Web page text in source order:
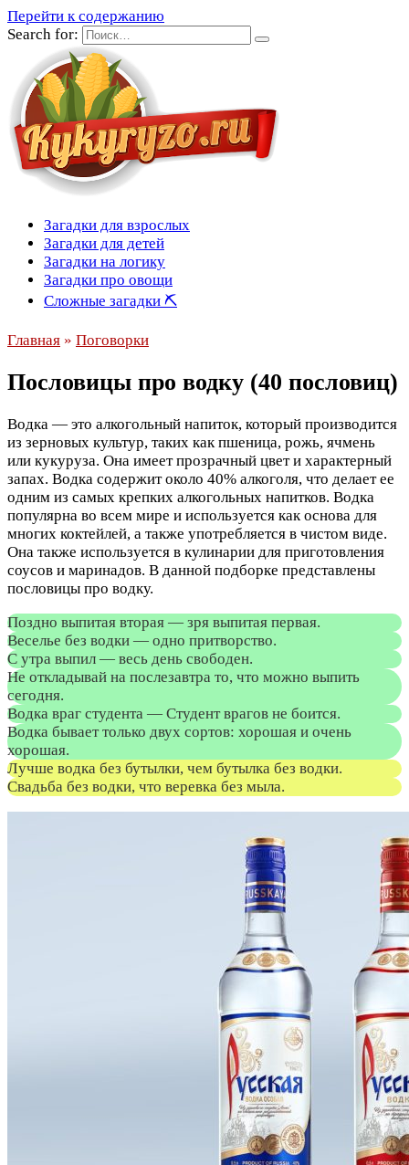
Перейти к содержанию
Search for:
Загадки для взрослых
Загадки для детей
Загадки на логику
Загадки про овощи
Сложные загадки ⛏
Главная » Поговорки
Пословицы про водку (40 пословиц)
Водка — это алкогольный напиток, который производится
из зерновых культур, таких как пшеница, рожь, ячмень
или кукуруза. Она имеет прозрачный цвет и характерный
запах. Водка содержит около 40% алкоголя, что делает ее
одним из самых крепких алкогольных напитков. Водка
популярна во всем мире и используется как основа для
многих коктейлей, а также употребляется в чистом виде.
Она также используется в кулинарии для приготовления
соусов и маринадов. В данной подборке представлены
пословицы про водку.
Поздно выпитая вторая — зря выпитая первая.
Веселье без водки — одно притворство.
С утра выпил — весь день свободен.
Hе откладывай на послезавтpа то, что можно выпить
сегодня.
Водка враг студента — Студент врагов не боится.
Водка бывает только двух сортов: хорошая и очень
хорошая.
Лучше водка без бутылки, чем бутылка без водки.
Свадьба без водки, что веревка без мыла.